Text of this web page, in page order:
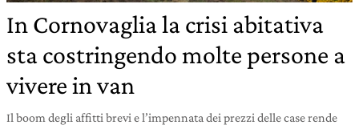
In Cornovaglia la crisi abitativa
sta costringendo molte persone a
vivere in van
Il boom degli affitti brevi e l’impennata dei prezzi delle case rende